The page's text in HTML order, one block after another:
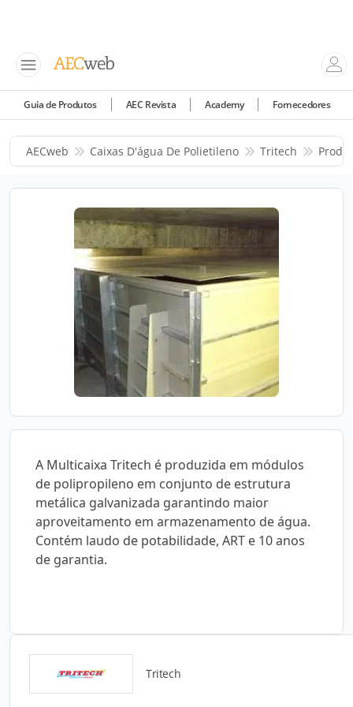
Guia de Produtos AEC Revista Academy Fornecedores
AECweb Caixas D'água De Polietileno Tritech
A Multicaixa Tritech é produzida em módulos
de polipropileno em conjunto de estrutura
metálica galvanizada garantindo maior
aproveitamento em armazenamento de água.
Contém laudo de potabilidade, ART e 10 anos
de garantia.
Tritech
Catálogos para Download